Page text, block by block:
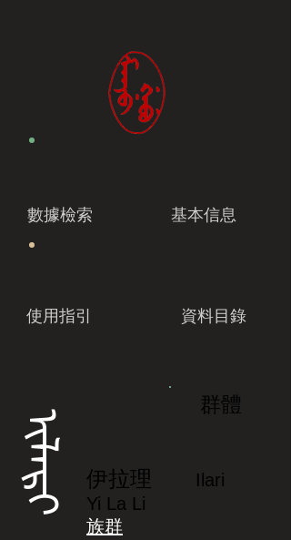
數據檢索 基本信息
使用指引 資料目錄
ᡳᠯᠠᡵᡳ
群體
伊拉理
Ilari
Yi La Li
族群